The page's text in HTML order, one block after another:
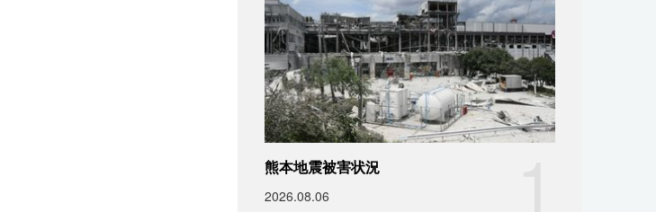
熊本地震被害状況
2026.08.06